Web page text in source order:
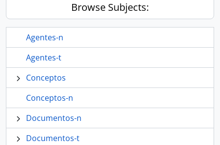
Browse Subjects:
Agentes-n
Agentes-t
Conceptos
Conceptos-n
Documentos-n
Documentos-t